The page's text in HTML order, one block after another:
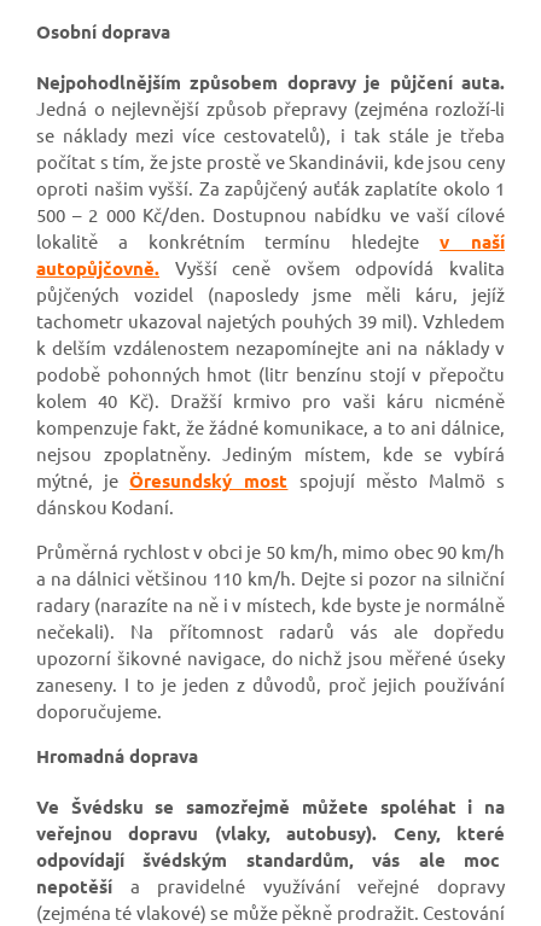
Osobní doprava
Nejpohodlnějším způsobem dopravy je půjčení auta.
Jedná o nejlevnější způsob přepravy (zejména rozloží-li
se náklady mezi více cestovatelů), i tak stále je třeba
počítat s tím, že jste prostě ve Skandinávii, kde jsou ceny
oproti našim vyšší. Za zapůjčený auťák zaplatíte okolo 1
500 – 2 000 Kč/den. Dostupnou nabídku ve vaší cílové
lokalitě a konkrétním termínu hledejtev naší
autopůjčovně. Vyšší ceně ovšem odpovídá kvalita
půjčených vozidel (naposledy jsme měli káru, jejíž
tachometr ukazoval najetých pouhých 39 mil). Vzhledem
k delším vzdálenostem nezapomínejte ani na náklady v
podobě pohonných hmot (litr benzínu stojí v přepočtu
kolem 40 Kč). Dražší krmivo pro vaši káru nicméně
kompenzuje fakt, že žádné komunikace, a to ani dálnice,
nejsou zpoplatněny. Jediným místem, kde se vybírá
mýtné, jeÖresundský most spojují město Malmö s
dánskou Kodaní.
Průměrná rychlost v obci je 50 km/h, mimo obec 90 km/h
a na dálnici většinou 110 km/h. Dejte si pozor na silniční
radary (narazíte na ně i v místech, kde byste je normálně
nečekali). Na přítomnost radarů vás ale dopředu
upozorní šikovné navigace, do nichž jsou měřené úseky
zaneseny. I to je jeden z důvodů, proč jejich používání
doporučujeme.
Hromadná doprava
Ve Švédsku se samozřejmě můžete spoléhat i na
veřejnou dopravu (vlaky, autobusy). Ceny, které
odpovídají švédským standardům, vás ale moc
nepotěší a pravidelné využívání veřejné dopravy
(zejména té vlakové) se může pěkně prodražit. Cestování